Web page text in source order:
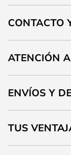
CONTACTO
ATENCIÓN
ENVÍOS Y
TUS